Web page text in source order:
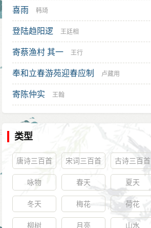
喜雨 韩琦
登陆趋阳逻 王廷相
寄蔡渔村 其一 王行
奉和立春游苑迎春应制 卢藏用
寄陈仲实 王翰
类型
唐诗三百首 宋词三百首 古诗三百首
咏物 春天 夏天
冬天 梅花 荷花
柳树 月亮 山水